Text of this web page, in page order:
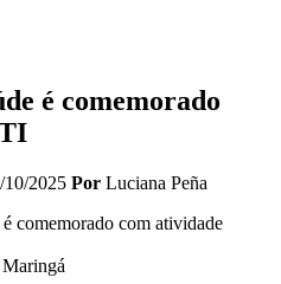
é comemorado
10/2025 Por Luciana Peña